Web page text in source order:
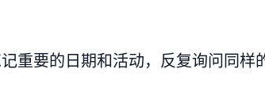
重要的日期和活动，反复询问同样